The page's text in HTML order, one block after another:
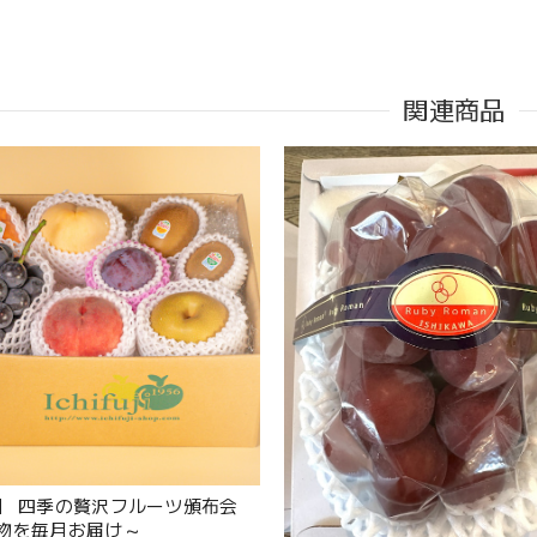
関連商品
四季の贅沢フルーツ頒布会
を毎月お届け～